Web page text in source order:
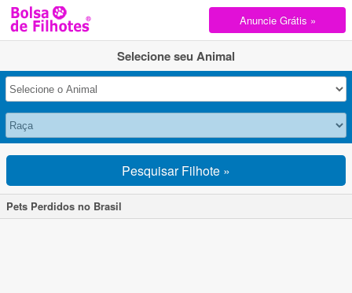
Anuncie Grátis »
Selecione seu Animal
Pesquisar Filhote »
Pets Perdidos no Brasil